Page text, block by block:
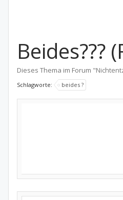
Beides???
Dieses Thema im Forum "
Schlagworte: beides ?